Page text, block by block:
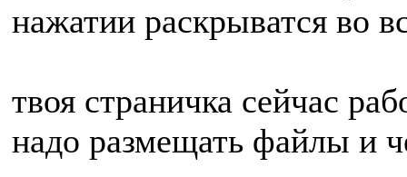
нажатии раскрыватся во
твоя страничка сейчас
надо размещать файлы и